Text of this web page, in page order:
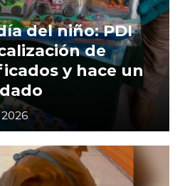
del niño: PDI
de
y hace un